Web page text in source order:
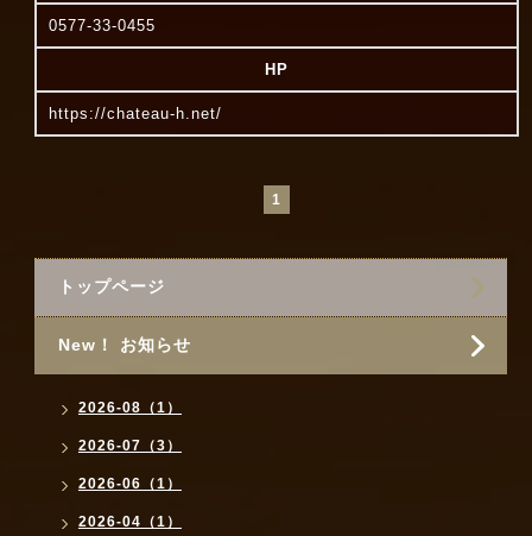
0577-33-0455
HP
https://chateau-h.net/
1
トップページ
New！ お知らせ
2026-08（1）
2026-07（3）
2026-06（1）
2026-04（1）